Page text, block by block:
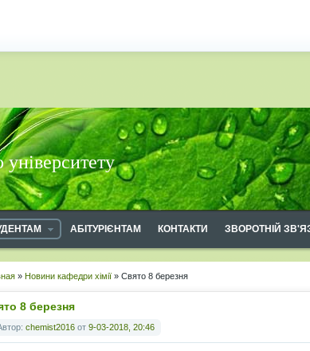
АБІТУРІЄНТАМ КОНТАКТИ ЗВОРОТНІЙ
» Новини кафедри хімії » Свято 8 березня
8 березня
chemist2016 от 9-03-2018, 20:46